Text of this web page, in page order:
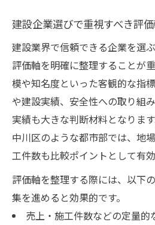
建設企業選びで重視すべき評
建設業界で信頼できる企業を選
評価軸を明確に整理することが
模や知名度といった客観的な指
や建設実績、安全性への取り組
実績も大きな判断材料となりま
中川区のような都市部では、地
工件数も比較ポイントとして有効
評価軸を整理する際には、以下
集を進めると効果的です。
売上・施工件数などの定量的